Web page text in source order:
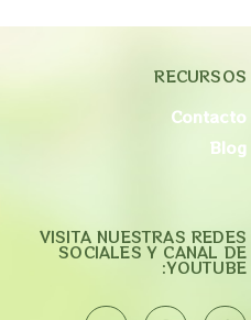
RECURSOS
Contacto
Blog
VISITA NUESTRAS REDES
SOCIALES Y CANAL DE
YOUTUBE: